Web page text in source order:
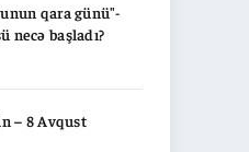
qara günü"-
necə başladı?
– 8 Avqust